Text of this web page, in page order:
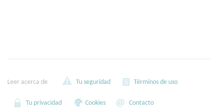
Leer acerca de Tu seguridad Términos de uso
Tu privacidad Cookies Contacto